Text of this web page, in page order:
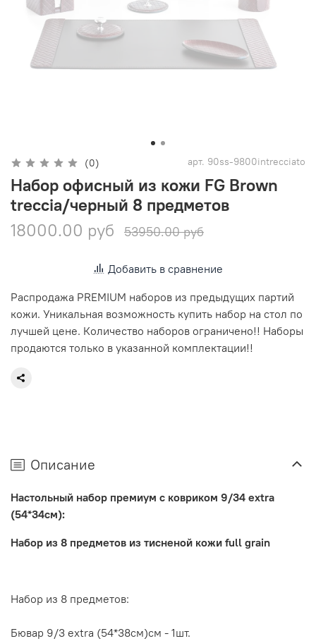
(0) арт. 90ss-9800intrecciato
Набор офисный из кожи FG Brown
treccia/черный 8 предметов
18000.00 руб
53950.00 руб
Добавить в сравнение
Распродажа PREMIUM наборов из предыдущих партий
кожи. Уникальная возможность купить набор на стол по
лучшей цене. Количество наборов ограничено!! Наборы
продаются только в указанной комплектации!!
Описание
Настольный набор премиум с ковриком 9/34 extra
(54*34см):
Набор из 8 предметов из тисненой кожи full grain
Набор из 8 предметов:
Бювар 9/3 extra (54*38см)см - 1шт.